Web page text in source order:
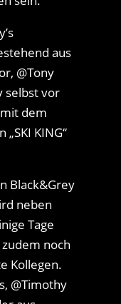
aus
@Tony
selbst vor
dem
KING“
Black&Grey
neben
Tage
noch
Kollegen.
@Timothy